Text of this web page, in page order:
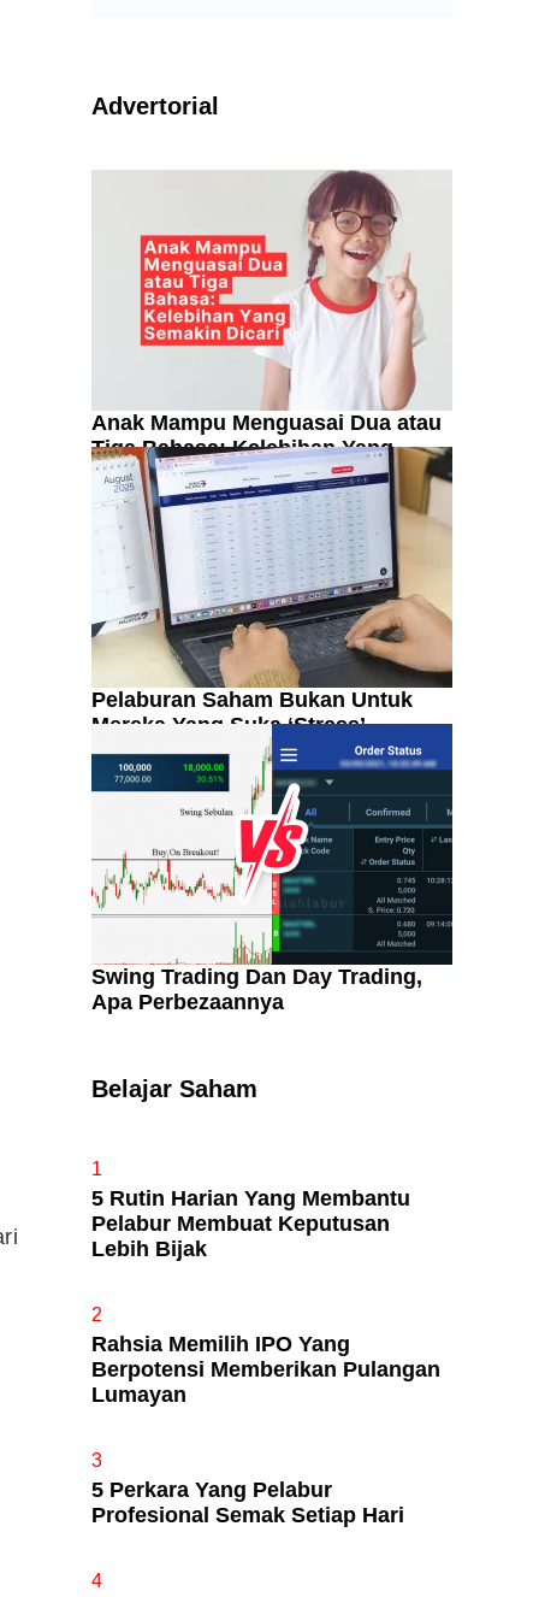
Advertorial
Anak Mampu Menguasai Dua atau
Tiga Bahasa: Kelebihan Yang
Semakin Dicari
Pelaburan Saham Bukan Untuk
Mereka Yang Suka ‘Stress’
Swing Trading Dan Day Trading,
Apa Perbezaannya
Belajar Saham
1
5 Rutin Harian Yang Membantu
Pelabur Membuat Keputusan
Lebih Bijak
2
Rahsia Memilih IPO Yang
Berpotensi Memberikan Pulangan
Lumayan
3
5 Perkara Yang Pelabur
Profesional Semak Setiap Hari
4
Kenali Franchisee Disebalik
Yang Selalu Sifu Saham Sebut
Tu?